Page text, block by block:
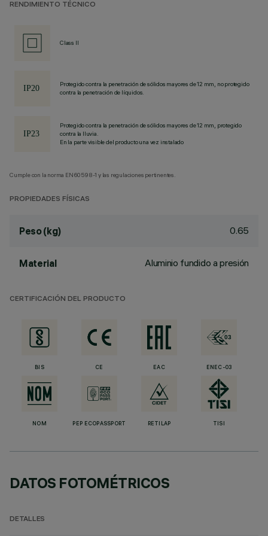
RENDIMIENTO TÉCNICO
Class II
Protegido contra la penetración de sólidos mayores de 12 mm, no protegido
contra la penetración de líquidos.
Protegido contra la penetración de sólidos mayores de 12 mm, protegido
contra la lluvia.
En la parte visible del producto una vez instalado
Cumple con la norma EN60598-1 y las regulaciones pertinentes.
PROPIEDADES FÍSICAS
Peso (kg) 0.65
Material Aluminio fundido a presión
CERTIFICACIÓN DEL PRODUCTO
BIS CE EAC ENEC-03
NOM PEP ECOPASSPORT RETILAP TISI
DATOS FOTOMÉTRICOS
DETALLES